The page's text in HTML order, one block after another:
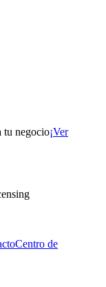
tu negocio¡Ver
Centro de